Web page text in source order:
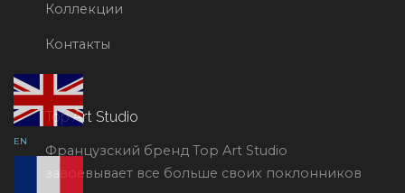
Коллекции
Контакты
Top Art Studio
Французский бренд Top Art Studio
завоевывает все больше своих поклонников
EN